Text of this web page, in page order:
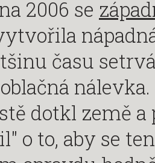
2006 se
času
dotkl země a
o to, aby se